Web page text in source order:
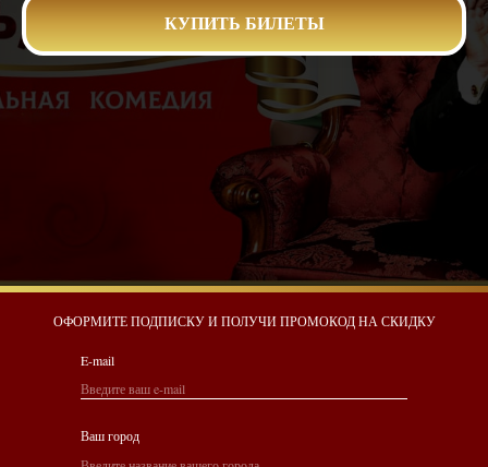
КУПИТЬ БИЛЕТЫ
ОФОРМИТЕ ПОДПИСКУ И ПОЛУЧИ ПРОМОКОД НА СКИДКУ
E-mail
Ваш город